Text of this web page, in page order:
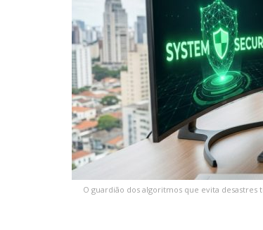
O guardião dos algoritmos que evita